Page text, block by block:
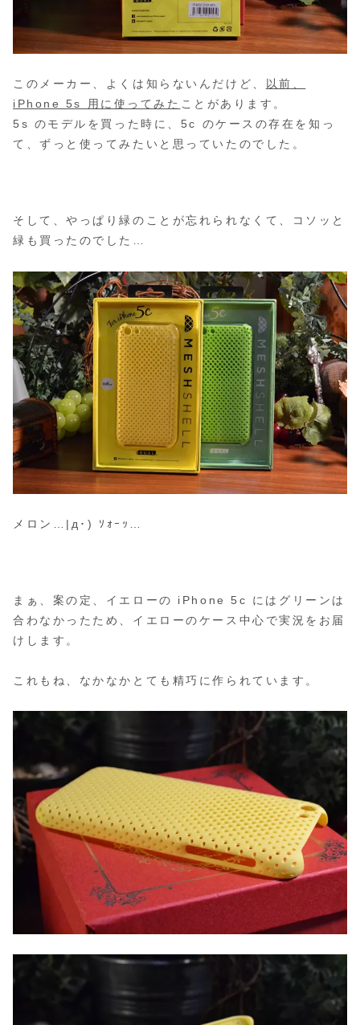
このメーカー、よくは知らないんだけど、
以前、
iPhone 5s 用に使ってみた ことがあります。
5s のモデルを買った時に、5c のケースの存在を知っ
て、ずっと使ってみたいと思っていたのでした。
そして、やっぱり緑のことが忘れられなくて、コソッと
緑も買ったのでした…
メロン…|д･) ｿｫｰｯ…
まぁ、案の定、イエローの iPhone 5c にはグリーンは
合わなかったため、イエローのケース中心で実況をお届
けします。
これもね、なかなかとても精巧に作られています。